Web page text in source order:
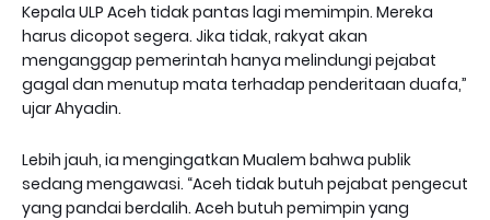
Kepala ULP Aceh tidak pantas lagi memimpin. Mereka
harus dicopot segera. Jika tidak, rakyat akan
menganggap pemerintah hanya melindungi pejabat
gagal dan menutup mata terhadap penderitaan duafa,”
ujar Ahyadin.
Lebih jauh, ia mengingatkan Mualem bahwa publik
sedang mengawasi. “Aceh tidak butuh pejabat pengecut
yang pandai berdalih. Aceh butuh pemimpin yang